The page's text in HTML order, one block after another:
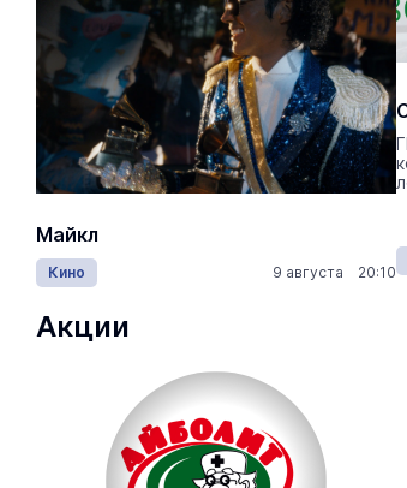
Майкл
Кино 9 августа 20:10
Акции
Доставка букетов и подарков по
всей России
С сервисом «Русский букет» возможна
доставка цветов во Владивостоке по
получателя время, даже если вы
находитесь в Йошкар-Оле.
Доставка на дом